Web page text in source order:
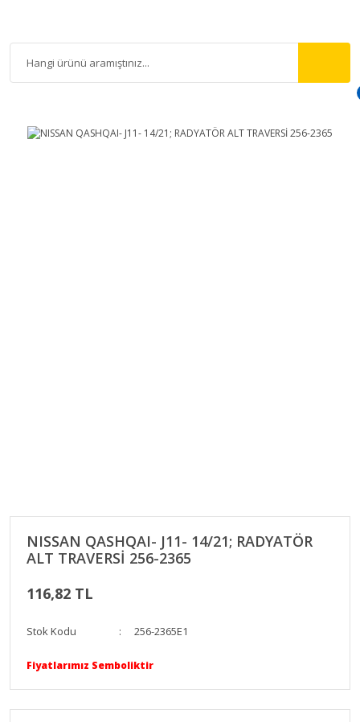
NISSAN QASHQAI- J11- 14/21; RADYATÖR
ALT TRAVERSİ 256-2365
116,82 TL
Stok Kodu 256-2365E1
Fiyatlarımız Semboliktir